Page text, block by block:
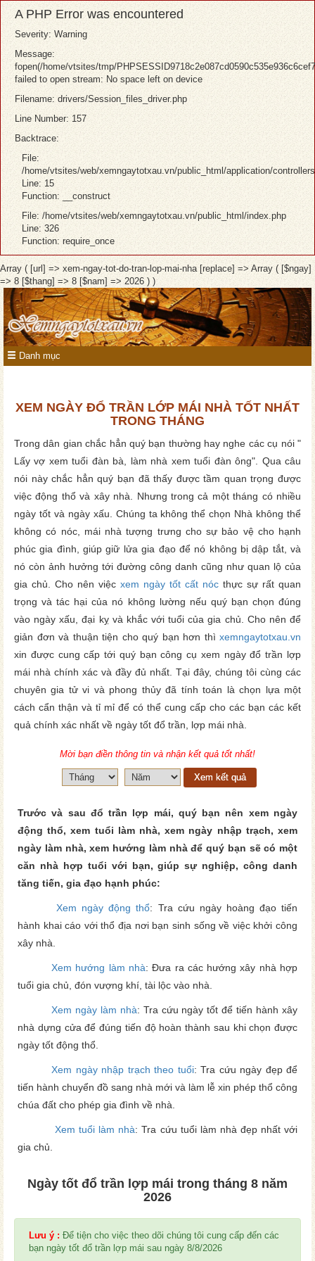
A PHP Error was encountered
Severity: Warning
Message:
fopen(/home/vtsites/tmp/
failed to open stream: No space left on device
Filename: drivers/Session_files_driver.php
Line Number: 157
Backtrace:
File:
/home/vtsites/web/xemngaytotxau.vn/public_html/application/
Line: 15
Function: __construct
File: /home/vtsites/web/xemngaytotxau.vn/public_html/index.php
Line: 326
Function: require_once
Array ( [url] => xem-ngay-tot-do-tran-lop-mai-nha [replace] => Array ( [$ngay]
=> 8 [$thang] => 8 [$nam] => 2026 ) )
Danh mục
XEM NGÀY ĐỔ TRẦN LỚP MÁI NHÀ TỐT NHẤT
TRONG THÁNG
Trong dân gian chắc hẳn quý bạn thường hay nghe các cụ nói "
Lấy vợ xem tuổi đàn bà, làm nhà xem tuổi đàn ông". Qua câu
nói này chắc hẳn quý bạn đã thấy được tầm quan trọng được
việc động thổ và xây nhà. Nhưng trong cả một tháng có nhiều
ngày tốt và ngày xấu. Chúng ta không thể chọn Nhà không thể
không có nóc, mái nhà tượng trưng cho sự bảo vệ cho hạnh
phúc gia đình, giúp giữ lửa gia đạo để nó không bị dập tắt, và
nó còn ảnh hưởng tới đường công danh cũng như quan lộ của
gia chủ. Cho nên việc xem ngày tốt cất nóc thực sự rất quan
trọng và tác hại của nó không lường nếu quý bạn chọn đúng
vào ngày xấu, đại kỵ và khắc với tuổi của gia chủ. Cho nên để
giản đơn và thuận tiện cho quý bạn hơn thì xemngaytotxau.vn
xin được cung cấp tới quý bạn công cụ xem ngày đổ trần lợp
mái nhà chính xác và đầy đủ nhất. Tại đây, chúng tôi cùng các
chuyên gia tử vi và phong thủy đã tính toán là chọn lựa một
cách cẩn thận và tỉ mỉ để có thể cung cấp cho các bạn các kết
quả chính xác nhất về ngày tốt đổ trần, lợp mái nhà.
Mời bạn điền thông tin và nhận kết quả tốt nhất!
Xem kết quả
Trước và sau đổ trần lợp mái, quý bạn nên xem ngày
động thổ, xem tuổi làm nhà, xem ngày nhập trạch, xem
ngày làm nhà, xem hướng làm nhà để quý bạn sẽ có một
căn nhà hợp tuổi với bạn, giúp sự nghiệp, công danh
tăng tiến, gia đạo hạnh phúc:
Xem ngày động thổ: Tra cứu ngày hoàng đạo tiến
hành khai cáo với thổ địa nơi bạn sinh sống về việc khởi công
xây nhà.
Xem hướng làm nhà: Đưa ra các hướng xây nhà hợp
tuổi gia chủ, đón vượng khí, tài lộc vào nhà.
Xem ngày làm nhà: Tra cứu ngày tốt để tiến hành xây
nhà dựng cửa để đúng tiến độ hoàn thành sau khi chọn được
ngày tốt động thổ.
Xem ngày nhập trạch theo tuổi: Tra cứu ngày đẹp để
tiến hành chuyển đồ sang nhà mới và làm lễ xin phép thổ công
chúa đất cho phép gia đình về nhà.
Xem tuổi làm nhà: Tra cứu tuổi làm nhà đẹp nhất với
gia chủ.
Ngày tốt đổ trần lợp mái trong tháng 8 năm
2026
Lưu ý : Để tiện cho việc theo dõi chúng tôi cung cấp đến các
bạn ngày tốt đổ trần lợp mái sau ngày 8/8/2026